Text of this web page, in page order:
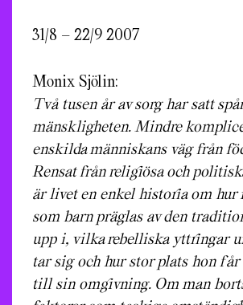
31/8 – 22/9 2007
Monix Sjölin:
Två tusen år av sorg har satt
mänskligheten. Mindre
enskilda människans väg från
Rensat från religiösa och
är livet en enkel historia om hur
som barn präglas av den
upp i, vilka rebelliska yttringar
tar sig och hur stor plats hon
till sin omgivning. Om man